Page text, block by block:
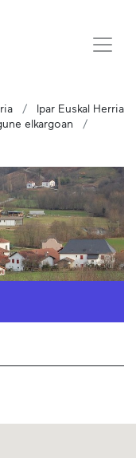
Ipar Euskal Herria
elkargoan